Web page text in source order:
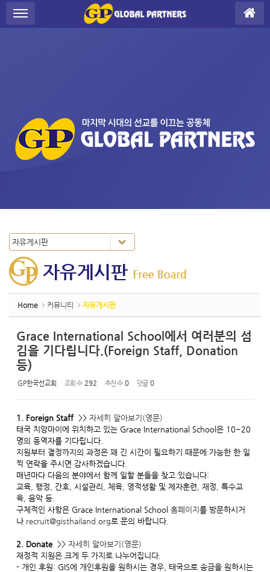
Home 커뮤니티 자유게시판
Grace International School에서 여러분의 섬
김을 기다립니다.(Foreign Staff, Donation
등)
GP한국선교회 조회 수 292 추천 수 0 댓글 0
1. Foreign Staff >> 자세히 알아보기(영문)
태국 치앙마이에 위치하고 있는 Grace International School은 10~20
명의 동역자를 기다립니다.
지원부터 결정까지의 과정은 꽤 긴 시간이 필요하기 때문에 가능한 한 일
찍 연락을 주시면 감사하겠습니다.
매년마다 다음의 분야에서 함께 일할 분들을 찾고 있습니다:
교육, 행정, 간호, 시설관리, 체육, 영적생활 및 제자훈련, 재정, 특수교
육, 음악 등.
구체적인 사항은 Grace International School 홈페이지 를 방문하시거
나 recruit@gisthailand.org 로 문의 바랍니다.
2. Donate >> 자세히 알아보기(영문)
재정적 지원은 크게 두 가지로 나누어집니다.
- 개인 후원: GIS에 개인후원을 원하시는 경우, 태국으로 송금을 원하시는